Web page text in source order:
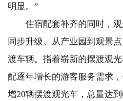
明显。”
住宿配套补齐的同时，观
同步升级。从产业园到观景
渡车辆。指着崭新的摆渡观
配逐年增长的游客服务需求
增20辆摆渡观光车，总量达